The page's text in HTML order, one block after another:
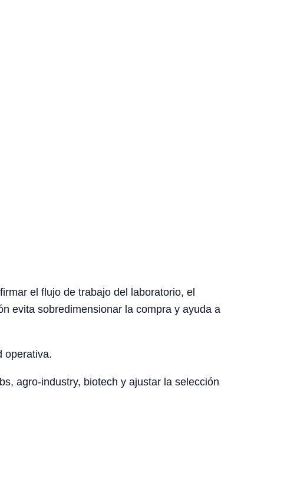
el flujo de trabajo del laboratorio, el
evita sobredimensionar la compra y ayuda a
operativa.
agro-industry, biotech y ajustar la selección